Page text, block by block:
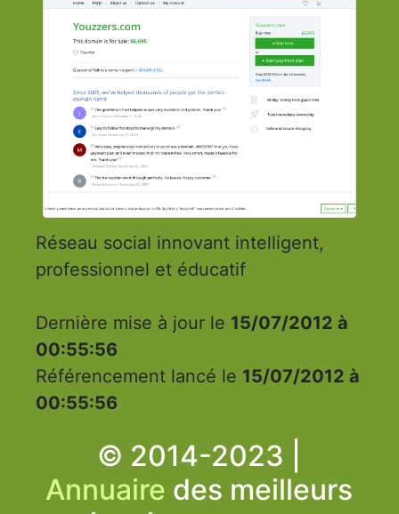
Réseau social innovant intelligent,
professionnel et éducatif
Dernière mise à jour le 15/07/2012 à
00:55:56
Référencement lancé le 15/07/2012 à
00:55:56
© 2014-2023 |
Annuaire des meilleurs